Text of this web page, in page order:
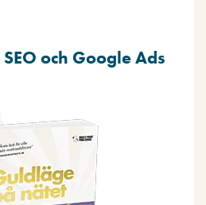
och Google Ads